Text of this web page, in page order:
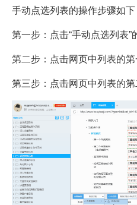
手动点选列表的操作步骤如下
第一步：点击“手动点选列表”
第二步：点击网页中列表的
第三步：点击网页中列表的